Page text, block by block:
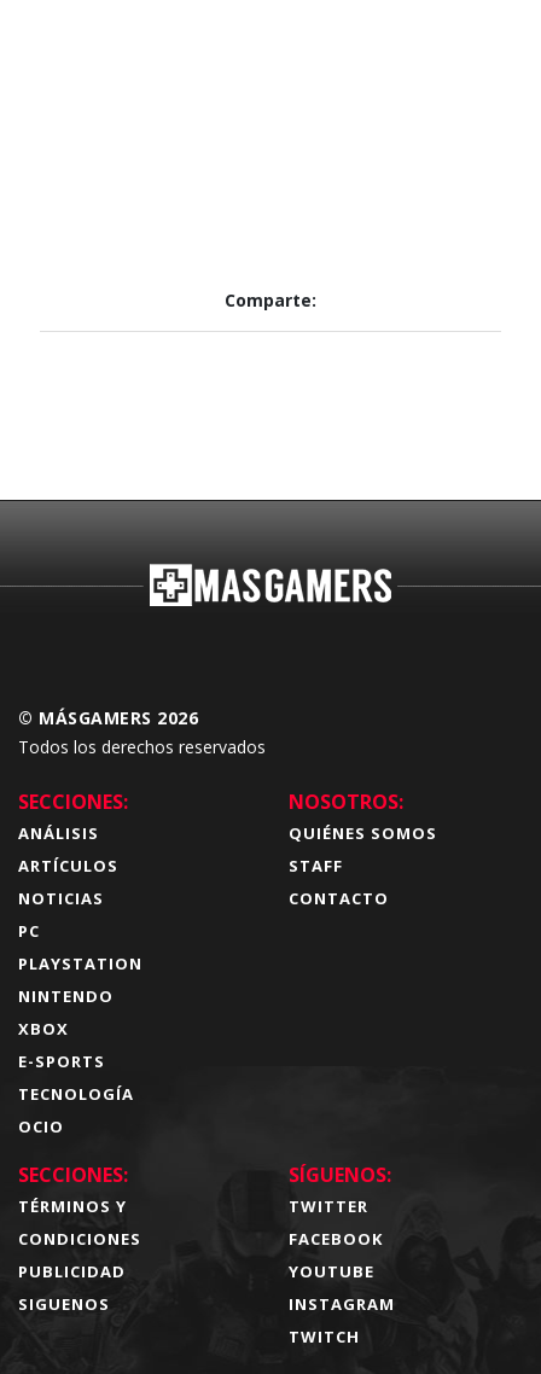
Comparte:
© MÁSGAMERS 2026
Todos los derechos reservados
SECCIONES:
ANÁLISIS
ARTÍCULOS
NOTICIAS
PC
PLAYSTATION
NINTENDO
XBOX
E-SPORTS
TECNOLOGÍA
OCIO
NOSOTROS:
QUIÉNES SOMOS
STAFF
CONTACTO
SECCIONES:
TÉRMINOS Y
CONDICIONES
PUBLICIDAD
SIGUENOS
SÍGUENOS:
TWITTER
FACEBOOK
YOUTUBE
INSTAGRAM
TWITCH